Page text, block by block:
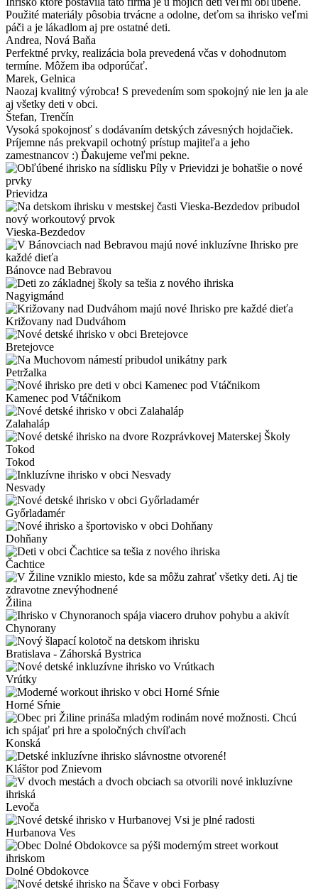
Použité materiály pôsobia trvácne a odolne, deťom sa ihrisko veľmi
páči a je lákadlom aj pre ostatné deti.
Andrea, Nová Baňa
Perfektné prvky, realizácia bola prevedená včas v dohodnutom
termíne. Môžem iba odporúčať.
Marek, Gelnica
Naozaj kvalitný výrobca! S prevedením som spokojný nie len ja ale
aj všetky deti v obci.
Štefan, Trenčín
Vysoká spokojnosť s dodávaním detských závesných hojdačiek.
Príjemne nás prekvapil ochotný prístup majiteľa a jeho
zamestnancov :) Ďakujeme veľmi pekne.
Prievidza
Vieska-Bezdedov
Bánovce nad Bebravou
Nagyigmánd
Križovany nad Dudváhom
Bretejovce
Petržalka
Kamenec pod Vtáčnikom
Zalahaláp
Tokod
Nesvady
Győrladamér
Dohňany
Čachtice
Žilina
Chynorany
Bratislava - Záhorská Bystrica
Vrútky
Horné Sŕnie
Konská
Kláštor pod Znievom
Levoča
Hurbanova Ves
Dolné Obdokovce